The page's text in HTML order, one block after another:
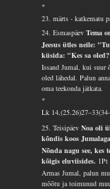
*
23. märts - katkematu
24. EsmaspäevTema
Jeesus ütles neile:
küsida: "Kes sa
Issand Jumal, kui suur
oled lähedal. Palun
oma teekonda jätkata.
*
Lk
25. TeisipäevNoa oli
kõndis koos
Nõnda nagu see,
kõigis eluviisides. 1Pt
Armas Jumal, palun
mõõtu ja toimunud